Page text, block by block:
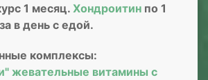
1 месяц. Хондроитин по 1
в день с едой.
комплексы:
жевательные витамины с